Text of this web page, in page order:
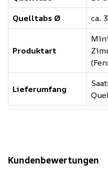
Quelltabs Ø
ca.
Produktart
Lieferumfang
Kundenbewertungen